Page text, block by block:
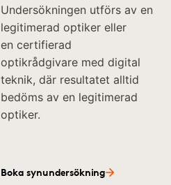
Undersökningen utförs av en
legitimerad optiker eller
en certifierad
optikrådgivare med digital
teknik, där resultatet alltid
bedöms av en legitimerad
optiker.
Boka synundersökning